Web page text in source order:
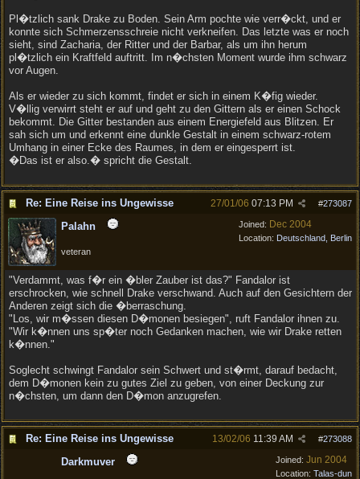
Pl�tzlich sank Drake zu Boden. Sein Arm pochte wie verr�ckt, und er
konnte sich Schmerzensschreie nicht verkneifen. Das letzte was er noch
sieht, sind Zacharia, der Ritter und der Barbar, als um ihn herum
pl�tzlich ein Kraftfeld auftritt. Im n�chsten Moment wurde ihm schwarz
vor Augen.
Als er wieder zu sich kommt, findet er sich in einem K�fig wieder.
V�llig verwirrt steht er auf und geht zu den Gittern als er einen Schock
bekommt. Die Gitter bestanden aus einem Energiefeld aus Blitzen. Er
sah sich um und erkennt eine dunkle Gestalt in einem schwarz-rotem
Umhang in einer Ecke des Raumes, in dem er eingesperrt ist.
�Das ist er also.� spricht die Gestalt.
Re: Eine Reise ins Ungewisse #273087
27/01/06 07:13 PM
Joined: Dec 2004
Location: Deutschland, Berlin
Palahn
veteran
"Verdammt, was f�r ein �bler Zauber ist das?" Fandalor ist
erschrocken, wie schnell Drake verschwand. Auch auf den Gesichtern der
Anderen zeigt sich die �berraschung.
"Los, wir m�ssen diesen D�monen besiegen", ruft Fandalor ihnen zu.
"Wir k�nnen uns sp�ter noch Gedanken machen, wie wir Drake retten
k�nnen."
Soglecht schwingt Fandalor sein Schwert und st�rmt, darauf bedacht,
dem D�monen kein zu gutes Ziel zu geben, von einer Deckung zur
n�chsten, um dann den D�mon anzugrefen.
Re: Eine Reise ins Ungewisse #273088
13/02/06 11:39 AM
Joined: Jun 2004
Location: Talas-dun
Darkmuver